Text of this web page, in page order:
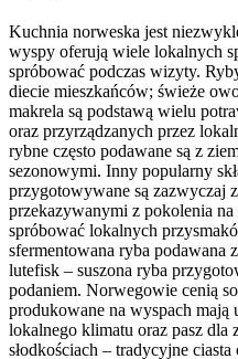
Kuchnia norweska jest
wyspy oferują wiele lokalnych
spróbować podczas wizyty.
diecie mieszkańców; świeże
makrela są podstawą wielu
oraz przyrządzanych przez
rybne często podawane są z
sezonowymi. Inny popularny
przygotowywane są zazwyczaj
przekazywanymi z pokolenia
spróbować lokalnych
sfermentowana ryba podawana
lutefisk – suszona ryba
podaniem. Norwegowie cenią
produkowane na wyspach
lokalnego klimatu oraz pasz dla
słodkościach – tradycyjne